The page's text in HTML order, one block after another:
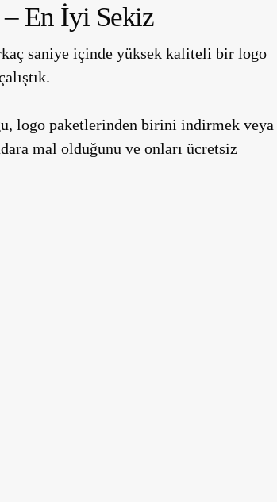
En İyi Sekiz
saniye içinde yüksek kaliteli bir logo
logo paketlerinden birini indirmek veya
mal olduğunu ve onları ücretsiz